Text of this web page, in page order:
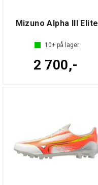
Mizuno Alpha III Elite
10+ på lager
2 700,-